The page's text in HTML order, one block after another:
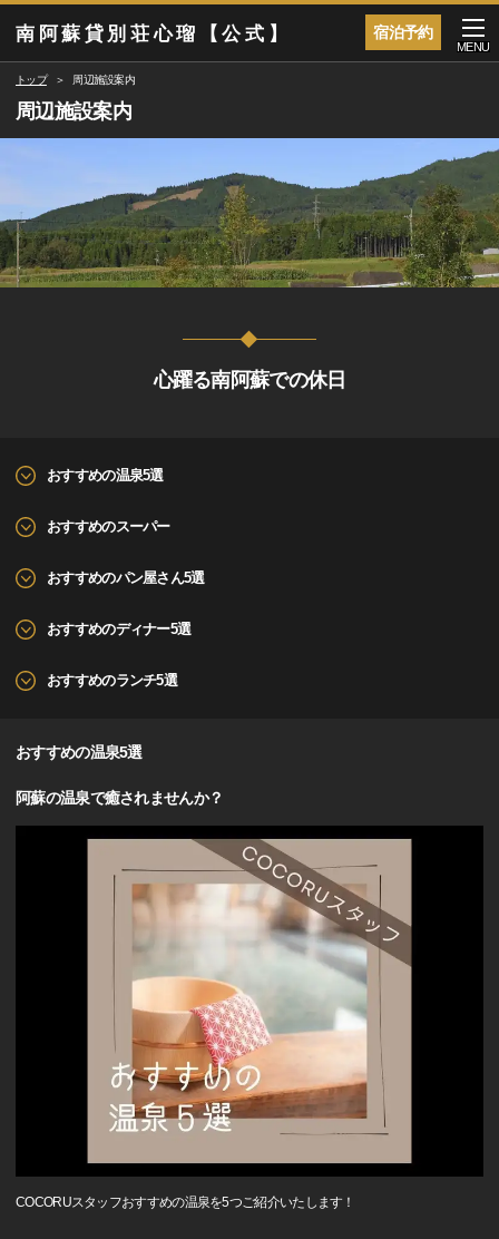
宿泊予約
南 阿 蘇 貸 別 荘 心 瑠 【 公 式 】
MENU
トップ 周辺施設案内
周辺施設案内
心躍る南阿蘇での休日
おすすめの温泉5選
おすすめのスーパー
おすすめのパン屋さん5選
おすすめのディナー5選
おすすめのランチ5選
おすすめの温泉5選
阿蘇の温泉で癒されませんか？
COCORUスタッフおすすめの温泉を5つご紹介いたします！